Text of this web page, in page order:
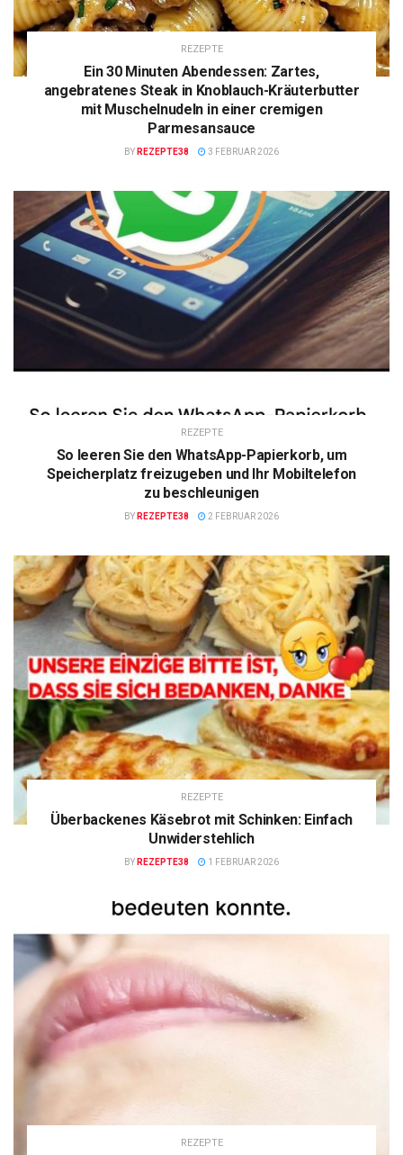
REZEPTE
Ein 30 Minuten Abendessen: Zartes,
angebratenes Steak in Knoblauch-Kräuterbutter
mit Muschelnudeln in einer cremigen
Parmesansauce
BY REZEPTE38 3 FEBRUAR 2026
REZEPTE
So leeren Sie den WhatsApp-Papierkorb, um
Speicherplatz freizugeben und Ihr Mobiltelefon
zu beschleunigen
BY REZEPTE38 2 FEBRUAR 2026
REZEPTE
Überbackenes Käsebrot mit Schinken: Einfach
Unwiderstehlich
BY REZEPTE38 1 FEBRUAR 2026
REZEPTE